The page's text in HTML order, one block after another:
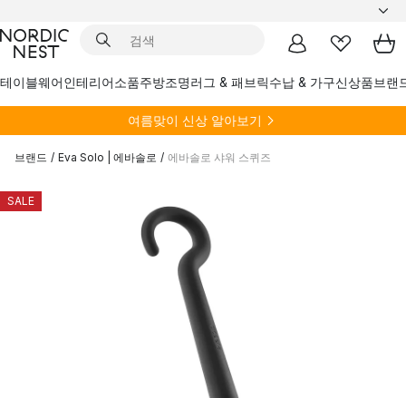
테이블웨어인테리어소품주방조명러그 & 패브릭수납 & 가구신상품브랜
여름맞이 신상 알아보기
브랜드 / Eva Solo | 에바솔로 / 에바솔로 샤워 스퀴즈
SALE